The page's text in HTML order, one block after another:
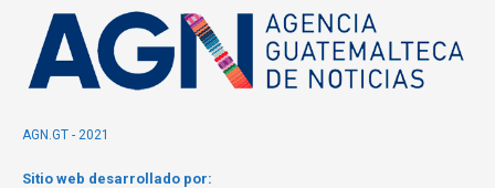
AGN.GT - 2021
Sitio web desarrollado por: